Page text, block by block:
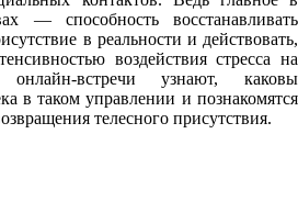
— способность восстанавливать
в реальности и действовать,
воздействия стресса на
встречи узнают, каковы
в таком управлении и познакомятся
телесного присутствия.